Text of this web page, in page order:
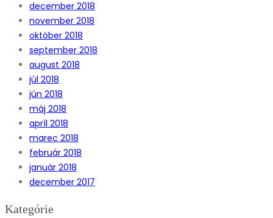
december 2018
november 2018
október 2018
september 2018
august 2018
júl 2018
jún 2018
máj 2018
apríl 2018
marec 2018
február 2018
január 2018
december 2017
Kategórie